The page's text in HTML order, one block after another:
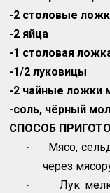
-2 столовые
-2 яйца
-1 столовая
-1/2 луковицы
-2 чайные ложки
-соль, чёрный
СПОСОБ
·
Мясо,
через
·
Лук